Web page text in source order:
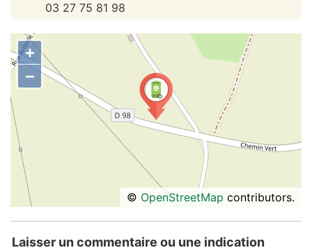
03 27 75 81 98
+
−
© OpenStreetMap contributors.
Laisser un commentaire ou une indication